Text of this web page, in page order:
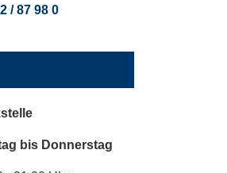
/ 87 98 0
bis Donnerstag